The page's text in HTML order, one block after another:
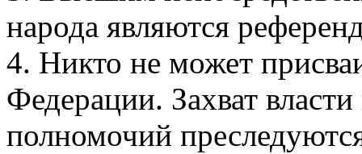
народа являются
4. Никто не может
Федерации. Захват
полномочий